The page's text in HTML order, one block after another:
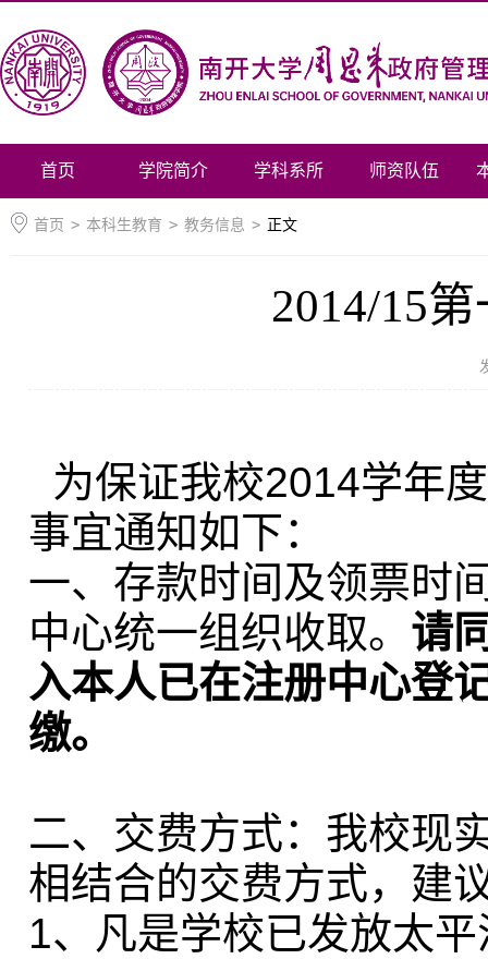
首页 学院简介 学科系所 师资队伍
首页 > 本科生教育 > 教务信息 > 正文
2014/15
为保证我校2014学年
事宜通知如下：
一、存款时间及领票时
中心统一组织收取。 请
入本人已在注册中心登
缴。
二、交费方式：我校现
相结合的交费方式，建
1、凡是学校已发放太